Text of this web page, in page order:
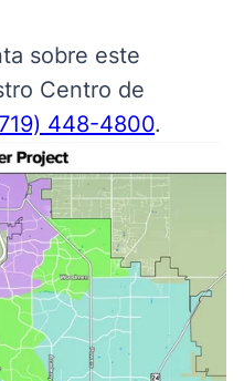
sobre este
Centro de
448-4800.